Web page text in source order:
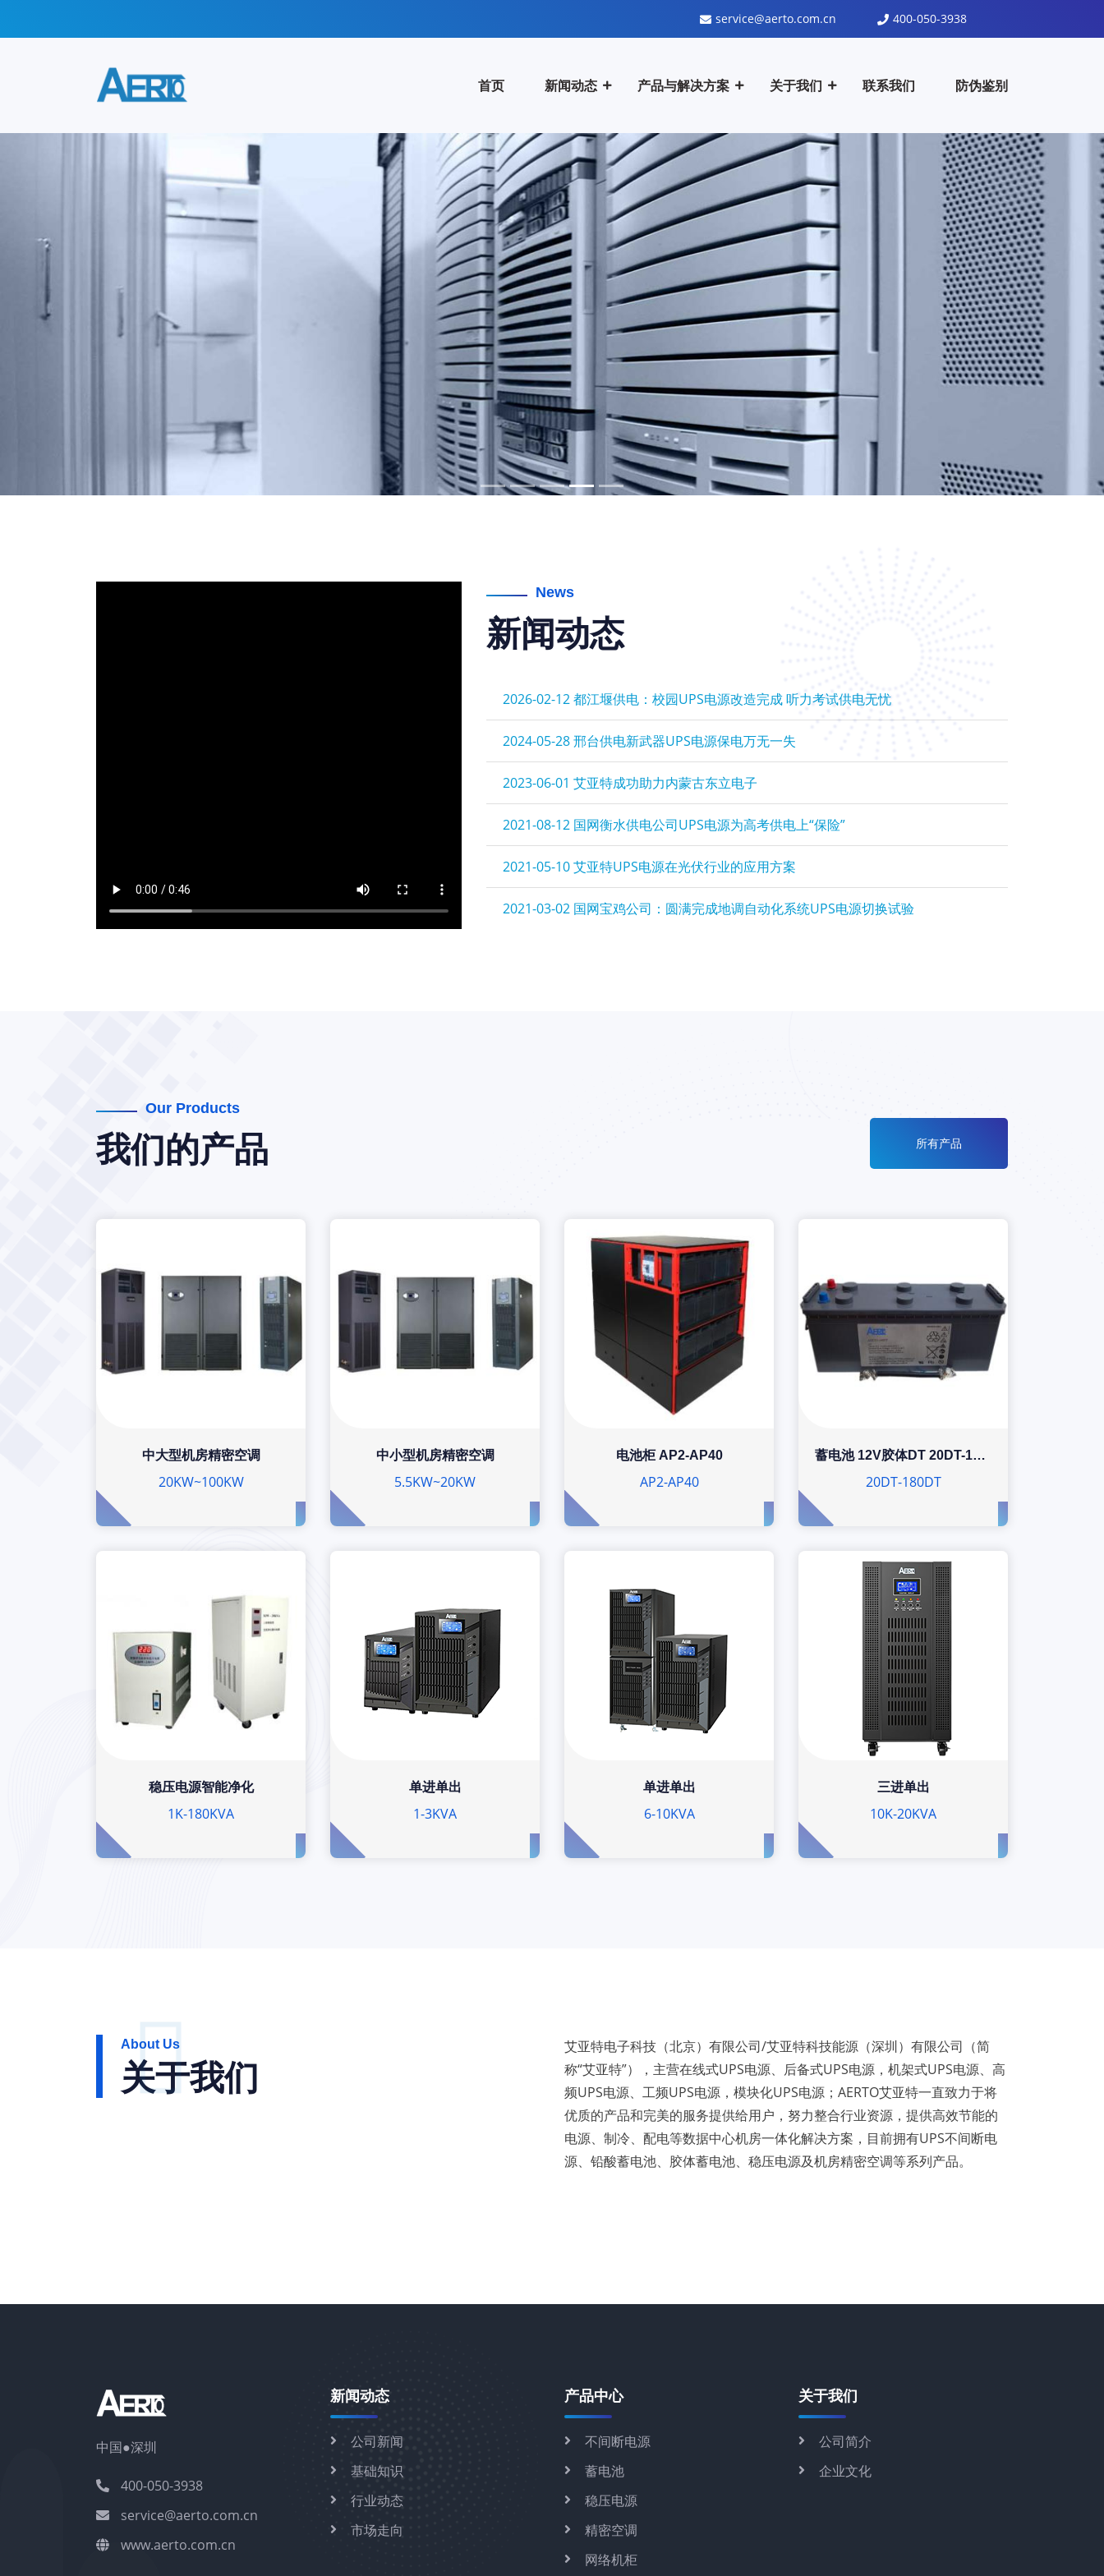
service@aerto.com.cn 400-050-3938
首页 新闻动态 产品与解决方案 关于我们 联系我们 防伪鉴别
News
新闻动态
2026-02-12都江堰供电：校园UPS电源改造完成 听力考试供电无忧
2024-05-28邢台供电新武器UPS电源保电万无一失
2023-06-01 艾亚特成功助力内蒙古东立电子
2021-08-12 国网衡水供电公司UPS电源为高考供电上“保险”
2021-05-10艾亚特UPS电源在光伏行业的应用方案
2021-03-02 国网宝鸡公司：圆满完成地调自动化系统UPS电源切换试验
Our Products
我们的产品 所有产品
中大型机房精密空调
20KW~100KW
中小型机房精密空调
5.5KW~20KW
电池柜 AP2-AP40
AP2-AP40
蓄电池 12V胶体DT 20DT-180DT
20DT-180DT
稳压电源智能净化
1K-180KVA
单进单出
1-3KVA
单进单出
6-10KVA
三进单出
10K-20KVA
About Us
关于我们
艾亚特电子科技（北京）有限公司/艾亚特科技能源（深圳）有限公司（简
称“艾亚特”），主营在线式UPS电源、后备式UPS电源，机架式UPS电源、高
频UPS电源、工频UPS电源，模块化UPS电源；AERTO艾亚特一直致力于将
优质的产品和完美的服务提供给用户，努力整合行业资源，提供高效节能的
电源、制冷、配电等数据中心机房一体化解决方案，目前拥有UPS不间断电
源、铅酸蓄电池、胶体蓄电池、稳压电源及机房精密空调等系列产品。
中国●深圳
400-050-3938
service@aerto.com.cn
www.aerto.com.cn
新闻动态
公司新闻
基础知识
行业动态
市场走向
产品中心
不间断电源
蓄电池
稳压电源
精密空调
网络机柜
关于我们
公司简介
企业文化